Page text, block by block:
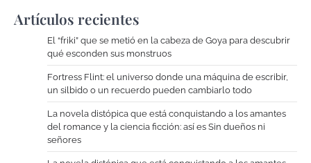
Artículos recientes
El “friki” que se metió en la cabeza de Goya para descubrir
qué esconden sus monstruos
Fortress Flint: el universo donde una máquina de escribir,
un silbido o un recuerdo pueden cambiarlo todo
La novela distópica que está conquistando a los amantes
del romance y la ciencia ficción: así es Sin dueños ni
señores